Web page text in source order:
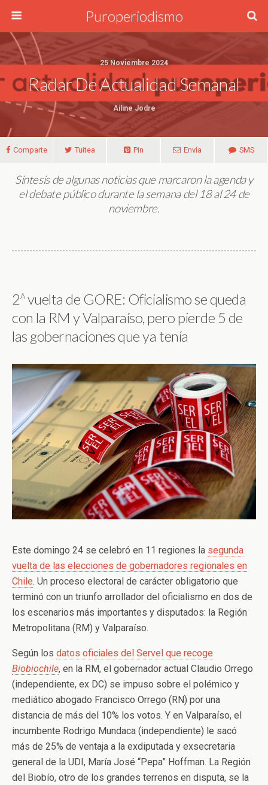
Puroperiodismo
25 Noviembre 2024
Radar De Actualidad Semanal
Ailine Jodre
Comparte Tuitea Pin Envía SMS
Síntesis de algunas noticias que marcaron la agenda y
el debate público durante la semana del 18 al 24 de
noviembre.
2avuelta de GORE: Oficialismo se queda
con la RM y Valparaíso, pero pierde 5 de
las gobernaciones que ya tenía
Este domingo 24 se celebró en 11 regiones la segunda
vuelta de las elecciones de gobernadores regionales en
Chile. Un proceso electoral de carácter obligatorio que
terminó con un triunfo arrollador del oficialismo en dos de
los escenarios más importantes y disputados: la Región
Metropolitana (RM) y Valparaíso.
Según los datos oficiales del Servel que recoge
Biobiochile, en la RM, el gobernador actual Claudio Orrego
(independiente, ex DC) se impuso sobre el polémico y
mediático abogado Francisco Orrego (RN) por una
distancia de más del 10% los votos. Y en Valparaíso, el
incumbente Rodrigo Mundaca (independiente) le sacó
más de 25% de ventaja a la exdiputada y exsecretaria
general de la UDI, María José “Pepa” Hoffman. La Región
del Biobío, otro de los grandes terrenos en disputa, se la